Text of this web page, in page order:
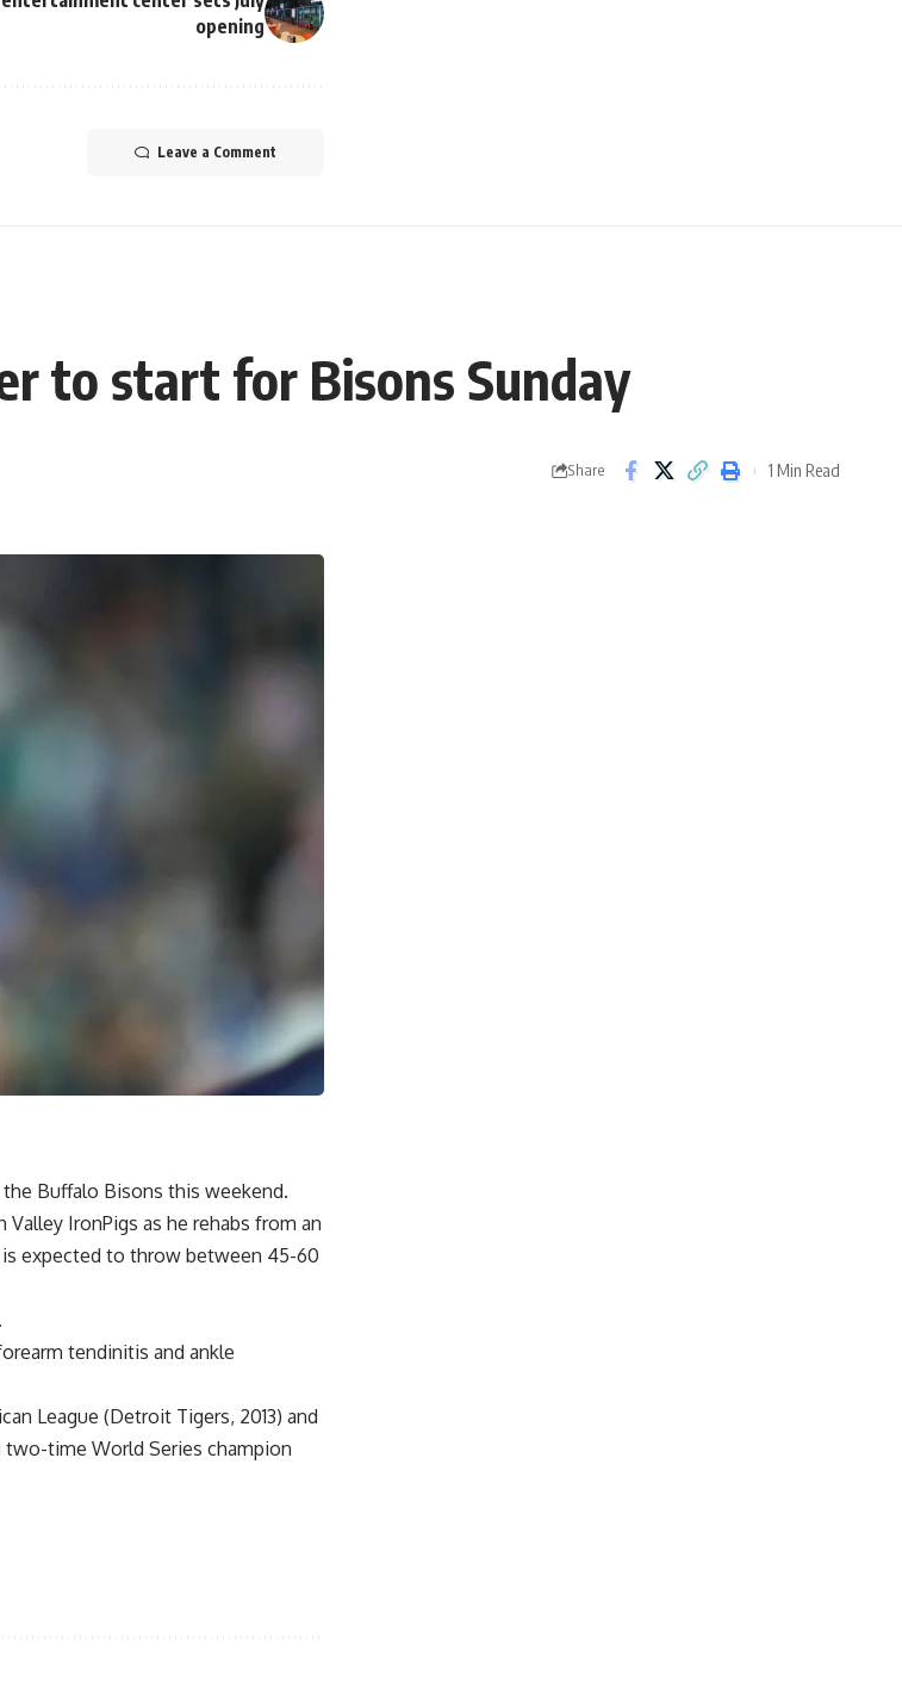
opening
Leave a Comment
to start for Bisons Sunday
Share 1 Min Read
Buffalo Bisons this weekend.
IronPigs as he rehabs from an
is expected to throw between 45-60
tendinitis and ankle
League (Detroit Tigers, 2013) and
two-time World Series champion